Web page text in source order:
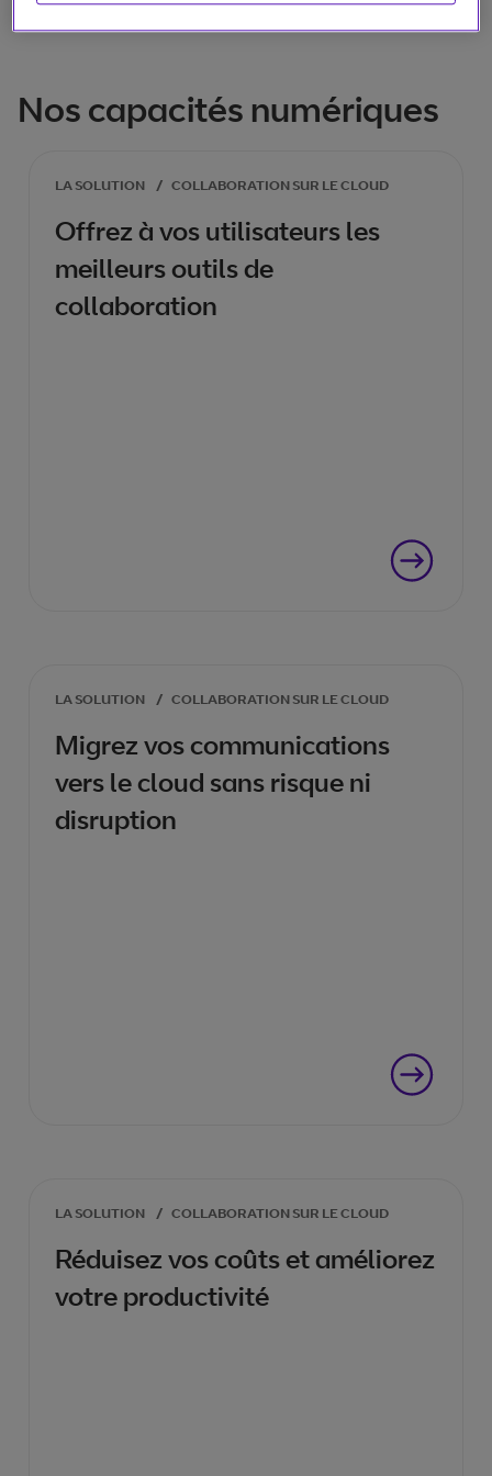
flexibilité.
Nos capacités numériques
LA SOLUTION / COLLABORATION SUR LE CLOUD
Offrez à vos utilisateurs les
meilleurs outils de
collaboration
LA SOLUTION / COLLABORATION SUR LE CLOUD
Migrez vos communications
vers le cloud sans risque ni
disruption
LA SOLUTION / COLLABORATION SUR LE CLOUD
Réduisez vos coûts et améliorez
votre productivité